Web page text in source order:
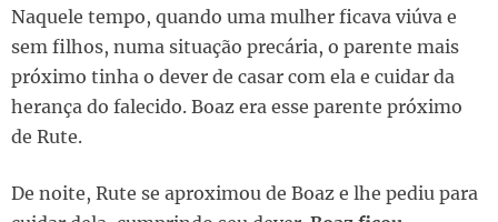
Naquele tempo, quando uma mulher ficava viúva e
sem filhos, numa situação precária, o parente mais
próximo tinha o dever de casar com ela e cuidar da
herança do falecido. Boaz era esse parente próximo
de Rute.
De noite, Rute se aproximou de Boaz e lhe pediu para